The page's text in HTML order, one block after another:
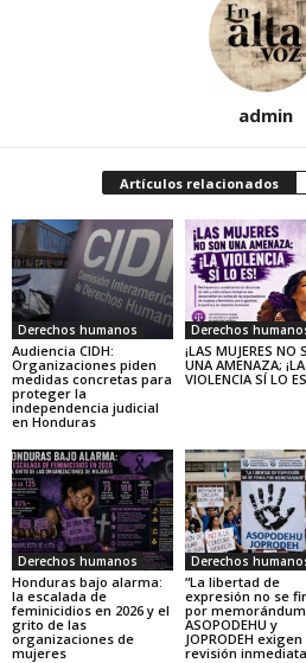
admin
Artículos relacionados
Derechos humanos
Audiencia CIDH:
Organizaciones piden
medidas concretas para
proteger la
independencia judicial
en Honduras
Derechos
¡LAS MUJERES NO
UNA AMENAZA; ¡LA
VIOLENCIA SÍ LO
Derechos humanos
Honduras bajo alarma:
la escalada de
feminicidios en 2026 y el
grito de las
organizaciones de
mujeres
Derechos
“La libertad de
expresión no se
por
ASOPODEHU y
JOPRODEH exigen
revisión